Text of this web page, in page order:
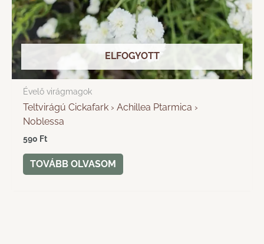
ELFOGYOTT
Évelő virágmagok
Teltvirágú Cickafark › Achillea Ptarmica ›
Noblessa
590 Ft
TOVÁBB OLVASOM